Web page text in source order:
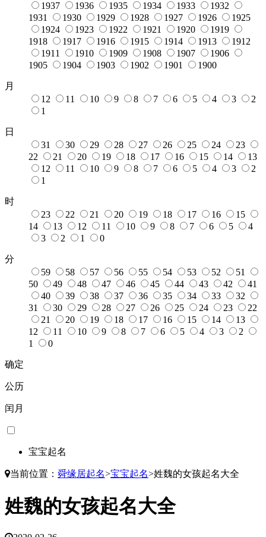
1937
1936 1935 1934 1933
1932
1931
1930 1929 1928 1927 1926
1925
1924
1923 1922 1921 1920
1919
1918
1917 1916 1915 1914 1913
1912
1911
1910 1909 1908 1907
1906
1905
1904 1903 1902 1901 1900
月
12
11 10 9 8 7 6 5 4 3
2
1
日
31
30 29 28 27 26 25 24
23
22
21 20 19 18 17 16 15 14
13
12
11 10 9 8 7 6 5 4 3
2
1
时
23
22 21 20 19 18 17 16
15
14
13 12 11 10 9 8 7 6 5
4
3
2 1 0
分
59
58 57 56 55 54 53 52
51
50
49 48 47 46 45 44 43 42
41
40
39 38 37 36 35 34 33
32
31
30 29 28 27 26 25 24 23
22
21
20 19 18 17 16 15 14
13
12
11 10 9 8 7 6 5 4 3
2
1
0
确定
公历
闰月
宝宝起名
当前位置： 舜缘居起名>宝宝起名>姓魏的女孩起名大全
姓魏的女孩起名大全